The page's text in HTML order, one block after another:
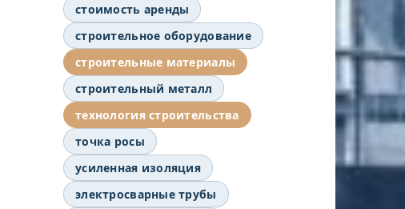
стоимость аренды
строительное оборудование
строительные материалы
строительный металл
технология строительства
точка росы
усиленная изоляция
электросварные трубы